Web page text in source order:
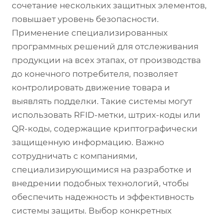
сочетание нескольких защитных элементов,
повышает уровень безопасности.
Применение специализированных
программных решений для отслеживания
продукции на всех этапах, от производства
до конечного потребителя, позволяет
контролировать движение товара и
выявлять подделки. Такие системы могут
использовать RFID-метки, штрих-коды или
QR-коды, содержащие криптографически
защищенную информацию. Важно
сотрудничать с компаниями,
специализирующимися на разработке и
внедрении подобных технологий, чтобы
обеспечить надежность и эффективность
системы защиты. Выбор конкретных